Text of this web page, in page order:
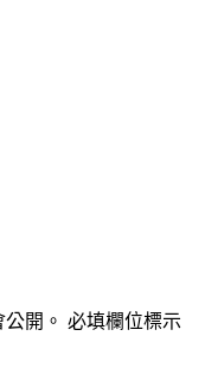
開。 必填欄位標示